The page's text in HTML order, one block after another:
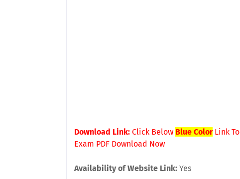
Download Link: Click Below Blue ColorLink To
Exam PDF Download Now
Availability of Website Link: Yes